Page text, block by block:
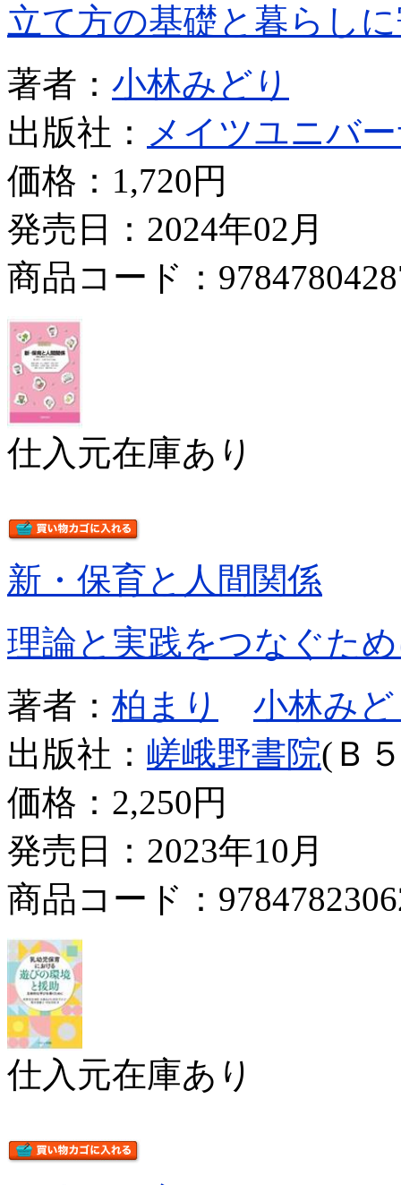
立て方の基礎と暮らし
著者： 小林みどり
出版社： メイツユニバ
価格： 1,720円
発売日：2024年02月
商品コード：
仕入元在庫あり
新・保育と人間関係
理論と実践をつなぐた
著者： 柏まり
小林み
出版社： 嵯峨野書院(Ｂ
価格： 2,250円
発売日：2023年10月
商品コード：
仕入元在庫あり